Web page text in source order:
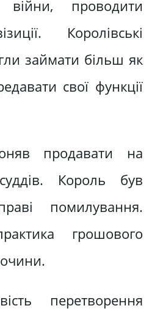
війни, проводити
Королівські
займати більш як
свої функції
продавати на
Король був
помилування.
грошового
перетворення